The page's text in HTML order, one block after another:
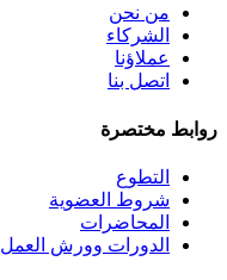
من نحن
الشركاء
عملاؤنا
اتصل بنا
روابط مختصرة
التطوع
شروط العضوية
المحاضرات
الدورات وورش العمل